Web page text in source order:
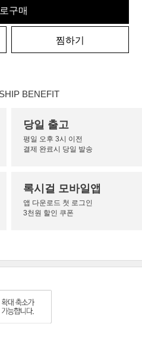
구매
찜하기
BENEFIT
당일 출고
평일 오후 3시 이전
결제 완료시 당일 발송
록시걸 모바일앱
앱 다운로드 첫 로그인
3천원 할인 쿠폰